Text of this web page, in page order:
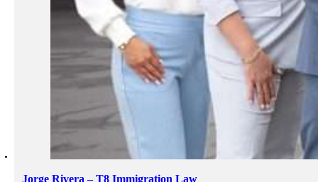
Jorge Rivera – T8 Immigration Law